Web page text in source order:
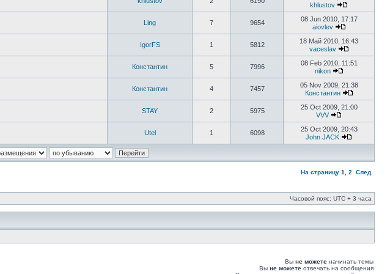
khlustov
Ling 7 9654
08 Jun 2010, 17:17
aiovlev
IgorFS 1 5812
18 Май 2010, 16:43
vaceslav
Константин 5 7996
08 Feb 2010, 11:51
nikon
Константин 4 7457
05 Nov 2009, 21:38
Константин
STAY 2 5975
25 Oct 2009, 21:00
VVV
Utel 1 6098
25 Oct 2009, 20:43
John JACK
На страницу 1 2 След.
Часовой пояс: UTC + 3 часа
Вы не можете начинать темы
Вы не можете отвечать на сообщения